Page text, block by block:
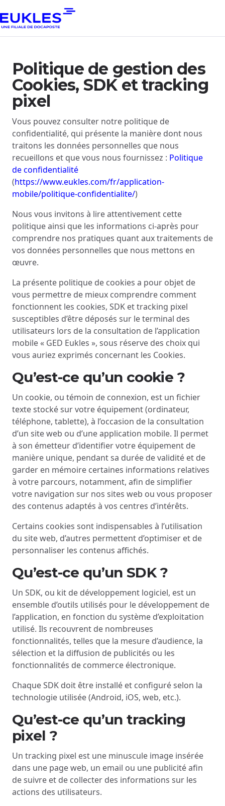
Politique de gestion des
Cookies, SDK et tracking
pixel
Vous pouvez consulter notre politique de
confidentialité, qui présente la manière dont nous
traitons les données personnelles que nous
recueillons et que vous nous fournissez : Politique
de confidentialité
(https://www.eukles.com/fr/application-
mobile/politique-confidentialite/)
Nous vous invitons à lire attentivement cette
politique ainsi que les informations ci-après pour
comprendre nos pratiques quant aux traitements de
vos données personnelles que nous mettons en
œuvre.
La présente politique de cookies a pour objet de
vous permettre de mieux comprendre comment
fonctionnent les cookies, SDK et tracking pixel
susceptibles d’être déposés sur le terminal des
utilisateurs lors de la consultation de l’application
mobile « GED Eukles », sous réserve des choix qui
vous auriez exprimés concernant les Cookies.
Qu’est-ce qu’un cookie ?
Un cookie, ou témoin de connexion, est un fichier
texte stocké sur votre équipement (ordinateur,
téléphone, tablette), à l’occasion de la consultation
d’un site web ou d’une application mobile. Il permet
à son émetteur d’identifier votre équipement de
manière unique, pendant sa durée de validité et de
garder en mémoire certaines informations relatives
à votre parcours, notamment, afin de simplifier
votre navigation sur nos sites web ou vous proposer
des contenus adaptés à vos centres d’intérêts.
Certains cookies sont indispensables à l’utilisation
du site web, d’autres permettent d’optimiser et de
personnaliser les contenus affichés.
Qu’est-ce qu’un SDK ?
Un SDK, ou kit de développement logiciel, est un
ensemble d’outils utilisés pour le développement de
l’application, en fonction du système d’exploitation
utilisé. Ils recouvrent de nombreuses
fonctionnalités, telles que la mesure d’audience, la
sélection et la diffusion de publicités ou les
fonctionnalités de commerce électronique.
Chaque SDK doit être installé et configuré selon la
technologie utilisée (Android, iOS, web, etc.).
Qu’est-ce qu’un tracking
pixel ?
Un tracking pixel est une minuscule image insérée
dans une page web, un email ou une publicité afin
de suivre et de collecter des informations sur les
actions des utilisateurs.